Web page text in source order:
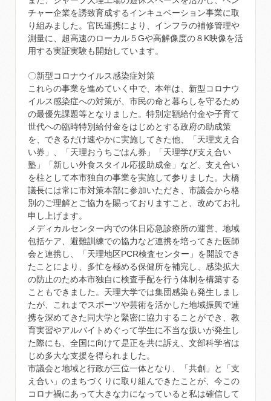
チャー企業を誘致育成するインキュベーション事業に取
り組みました。官民連携により、インフラの補修管理や
測量に、超高速のローカル５Gや高解像度の８K映像を活
用する実証実験も開始しています。
〇新型コロナウイルス感染症対策
これらの事業を進めていく中で、本年は、新型コロナウ
イルス感染症への対策が、市民の命と暮らしを守るため
の最優先課題等となりました。特別定額給付金や子育て
世代への臨時特別給付金をはじめとする政府の助成策
を、できるだけ速やかに実施してきた他、「天理支え合
い券」、「天理おうちごはん券」「天理学び支え合い
塾」「新しい外食スタイル応援助成金」など、支え合い
を柱として本市独自の事業を実施して参りました。大橋
議長には常に市対策本部に参加いただき、市議会から格
別のご理解とご協力を賜っておりますこと、改めてお礼
申し上げます。
メディカルセンター内での休日応急診療所の運営、地域
包括ケア、避難訓練での協力など連携を培ってきた医師
会と連携し、「天理地区PCR検査センター」を開設でき
たことにより、多忙を極める保健所を補完し、感染拡大
の防止のため本市独自に検査手配を行う体制を構築する
こともできました。天理大学では集団感染も発生しまし
たが、これまでスポーツや芸術を活かした地域振興で連
携を深めてきた同大学と緊密に協力することができ、教
育実習やアルバイトめぐって学生に不当な扱いが発生し
た際にも、全国に向けて是正を共に訴え、文部科学省は
じめ多大な支援を得られました。
市議会と地域と行政が三位一体となり、「共創」と「支
え合い」のまちづくりに取り組んできたことが、今この
コロナ禍にあって大きな力になっていると私は確信して